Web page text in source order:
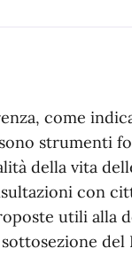
come
strumenti
della vita
con
utili alla
del